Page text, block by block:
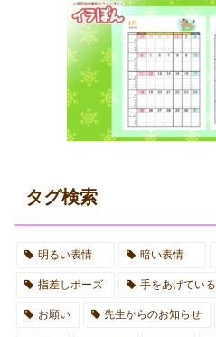
タグ検索
明るい表情 暗い表情
指差しポーズ 手をあげている
お願い 先生からのお知らせ